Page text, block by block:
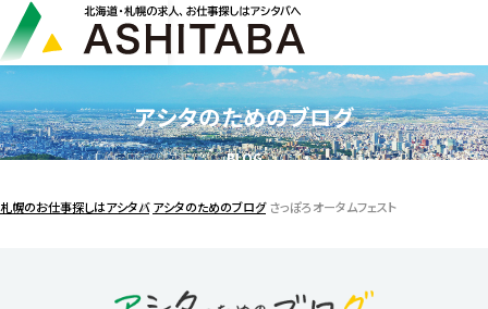
アシタのためのブログ
BLOG
札幌のお仕事探しはアシタバ アシタのためのブログ さっぽろオータムフェスト